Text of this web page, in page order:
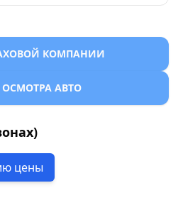
КОМПАНИИ
ОСМОТРА АВТО
цены